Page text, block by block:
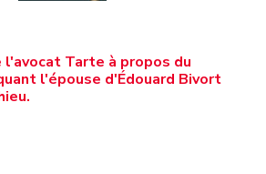
Tarte à propos du
l'épouse d'Édouard Bivort